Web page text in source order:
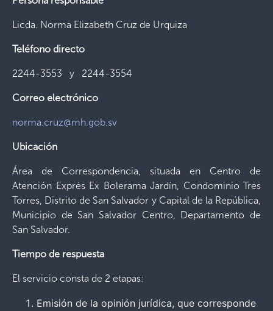
Licda. Norma Elizabeth Cruz de Urquiza
Teléfono directo
2244-3553 y 2244-3554
Correo electrónico
norma.cruz@mh.gob.sv
Ubicación
Área de Correspondencia, situada en Centro de
Atención Exprés Ex Bolerama Jardín, Condominio Tres
Torres, Distrito de San Salvador y Capital de la República,
Municipio de San Salvador Centro, Departamento de
San Salvador.
Tiempo de respuesta
El servicio consta de 2 etapas:
Emisión de la opinión jurídica, que corresponde